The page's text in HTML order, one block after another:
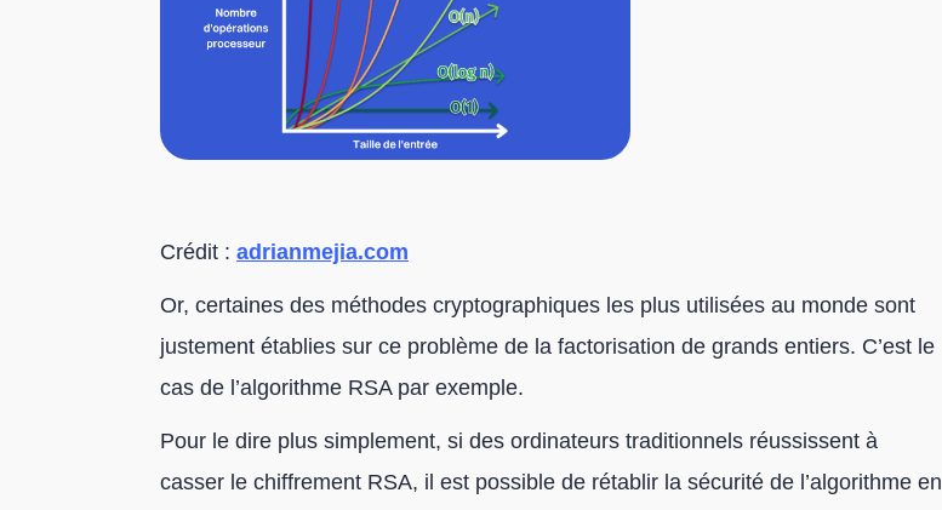
Crédit : adrianmejia.com
Or, certaines des méthodes cryptographiques les plus utilisées au monde sont
justement établies sur ce problème de la factorisation de grands entiers. C’est le
cas de l’algorithme RSA par exemple.
Pour le dire plus simplement, si des ordinateurs traditionnels réussissent à
casser le chiffrement RSA, il est possible de rétablir la sécurité de l’algorithme en